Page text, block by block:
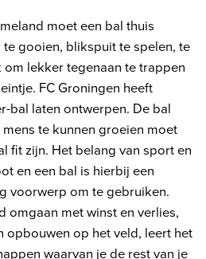
moet een bal thuis
gooien, blikspuit te spelen, te
lekker tegenaan te trappen
FC Groningen heeft
bal laten ontwerpen. De bal
te kunnen groeien moet
fit zijn. Het belang van sport en
en een bal is hierbij een
voorwerp om te gebruiken.
omgaan met winst en verlies,
opbouwen op het veld, leert het
waarvan je de rest van je